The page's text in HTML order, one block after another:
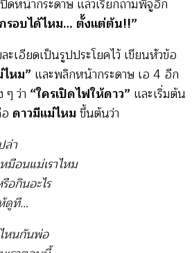
ดหน้ากระดาษ แล้วเรียกถามพี่จูอีก
รอบได้ไหม… ตั้งแต่ต้น!!”
ะเอียดเป็นรูปประโยคไว้ เขียนหัวข้อ
หม” และพลิกหน้ากระดาษ เอ 4 อีก
ๆ ว่า “ใครเปิดไฟให้ดาว” และเริ่มต้น
ดาวมีแม่ไหม ขึ้นต้นว่า
ล่า
มือนแม่เราไหม
อกินอะไร
ดูที…
หนกันพ่อ